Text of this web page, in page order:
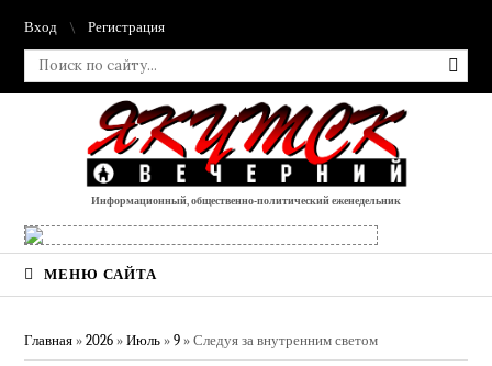
Вход Регистрация
Информационный, общественно-политический еженедельник
МЕНЮ САЙТА
Главная »2026 » Июль » 9 » Следуя за внутренним светом